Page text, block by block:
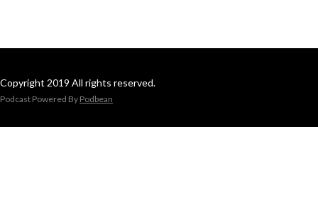
Copyright 2019 All rights reserved.
Podcast Powered By Podbean